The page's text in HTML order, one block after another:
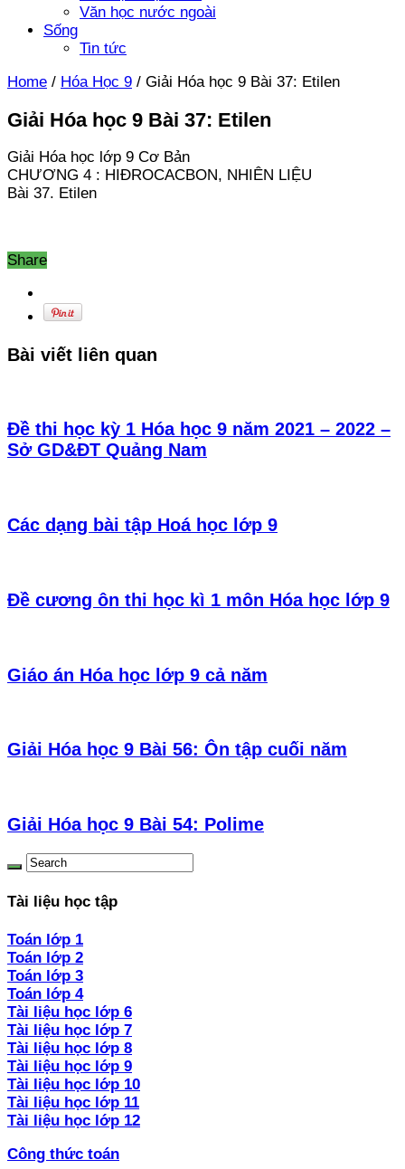
Văn học nước ngoài
Sống
Tin tức
Home / Hóa Học 9 / Giải Hóa học 9 Bài 37: Etilen
Giải Hóa học 9 Bài 37: Etilen
Giải Hóa học lớp 9 Cơ Bản
CHƯƠNG 4 : HIĐROCACBON, NHIÊN LIỆU
Bài 37. Etilen
Share
Bài viết liên quan
Đề thi học kỳ 1 Hóa học 9 năm 2021 – 2022 –
Sở GD&ĐT Quảng Nam
Các dạng bài tập Hoá học lớp 9
Đề cương ôn thi học kì 1 môn Hóa học lớp 9
Giáo án Hóa học lớp 9 cả năm
Giải Hóa học 9 Bài 56: Ôn tập cuối năm
Giải Hóa học 9 Bài 54: Polime
Tài liệu học tập
Toán lớp 1
Toán lớp 2
Toán lớp 3
Toán lớp 4
Tài liệu học lớp 6
Tài liệu học lớp 7
Tài liệu học lớp 8
Tài liệu học lớp 9
Tài liệu học lớp 10
Tài liệu học lớp 11
Tài liệu học lớp 12
Công thức toán